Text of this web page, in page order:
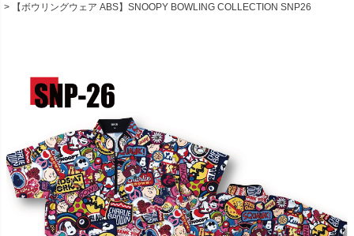
【ボウリングウェア ABS】SNOOPY BOWLING COLLECTION SNP26